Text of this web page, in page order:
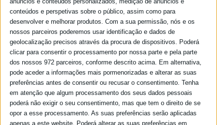
conteúdos e perspetivas sobre o público, assim como para
desenvolver e melhorar produtos. Com a sua permissão, nós e os
nossos parceiros poderemos usar identificação e dados de
geolocalização precisos através da procura de dispositivos. Poderá
clicar para consentir o processamento por nossa parte e pela parte
dos nossos 972 parceiros, conforme descrito acima. Em alternativa,
pode aceder a informações mais pormenorizadas e alterar as suas
preferências antes de consentir ou recusar o consentimento. Tenha
em atenção que algum processamento dos seus dados pessoais
poderá não exigir o seu consentimento, mas que tem o direito de se
opor a esse processamento. As suas preferências serão aplicadas
apenas a este website. Poderá alterar as suas preferências em